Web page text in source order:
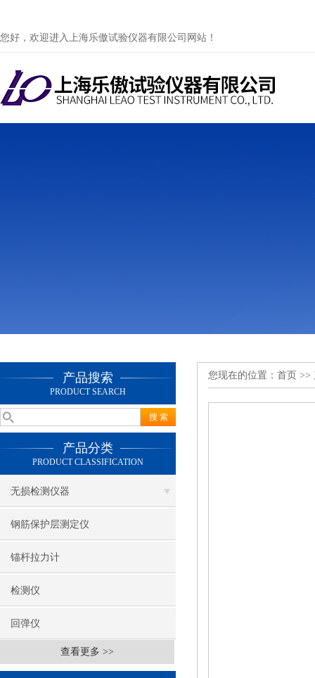
您好，欢迎进入上海乐傲试验仪器有限公司网站！
产品搜索
PRODUCT SEARCH
产品分类
PRODUCT CLASSIFICATION
无损检测仪器
钢筋保护层测定仪
锚杆拉力计
检测仪
回弹仪
查看更多 >>
您现在的位置： 首页 >>